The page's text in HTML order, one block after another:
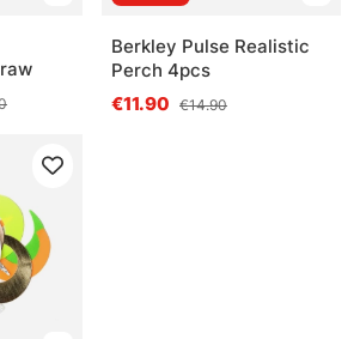
5:sta tähdestäBerkley Pulse Realistic
Perch 4pcs
€11.90 €14.90